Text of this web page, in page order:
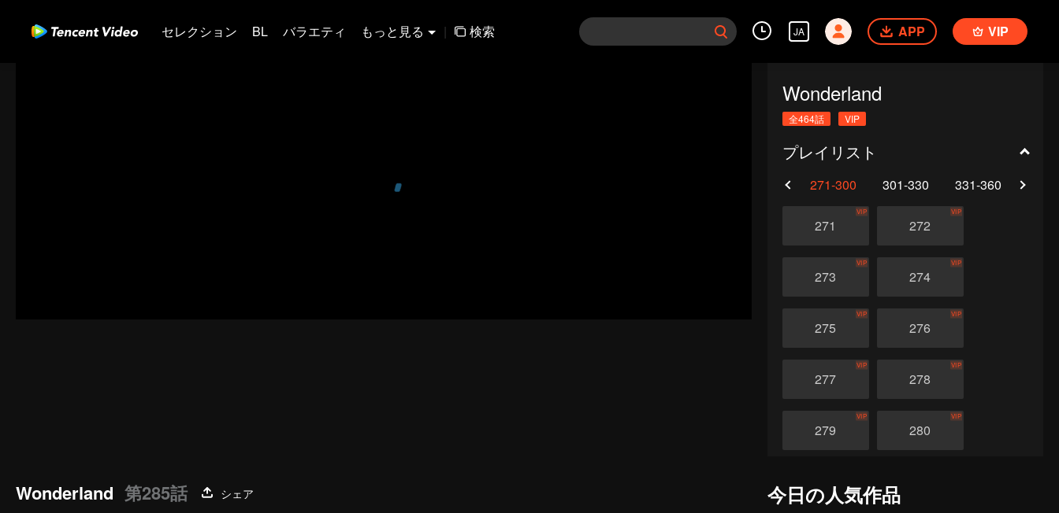
セレクション BL バラエティ もっと見る | 検索 JA APP VIP
Wonderland
全464話 VIP
プレイリスト
91-120 271-300 301-330 331-360
271
VIP
272
VIP
273
VIP
274
VIP
275
VIP
276
VIP
277
VIP
278
VIP
279
VIP
280
VIP
Wonderland 第285話
シェア
今日の人気作品